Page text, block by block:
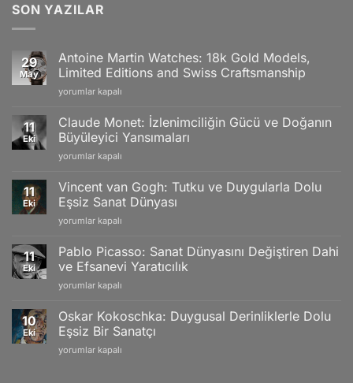
SON YAZILAR
29
May
Antoine Martin Watches: 18k Gold Models,
Limited Editions and Swiss Craftsmanship
Antoine
Watches:
18k
Gold
Models,
Editions
and
Swiss
Craftsmanship
yorumlar kapalı
11
Eki
Claude Monet: İzlenimciliğin Gücü ve Doğanın
Büyüleyici Yansımaları
Claude
İzlenimciliğin
Gücü
ve
Doğanın
Yansımaları
için
yorumlar kapalı
11
Eki
Vincent van Gogh: Tutku ve Duygularla Dolu
Eşsiz Sanat Dünyası
Vincent
Gogh:
Tutku
ve
Duygularla
Eşsiz
Sanat
Dünyası
için
yorumlar kapalı
11
Eki
Pablo Picasso: Sanat Dünyasını Değiştiren Dahi
ve Efsanevi Yaratıcılık
Pablo
Sanat
Dünyasını
Değiştiren
Dahi
yorumlar kapalı
10
Eki
Oskar Kokoschka: Duygusal Derinliklerle Dolu
Eşsiz Bir Sanatçı
Oskar
yorumlar kapalı